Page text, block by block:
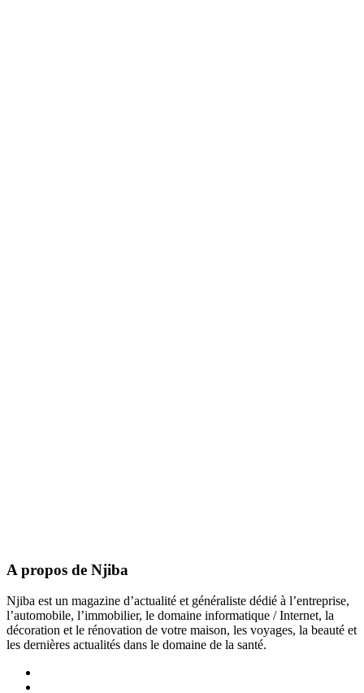
A propos de Njiba
Njiba est un magazine d’actualité et généraliste dédié à l’entreprise,
l’automobile, l’immobilier, le domaine informatique / Internet, la
décoration et le rénovation de votre maison, les voyages, la beauté et
les dernières actualités dans le domaine de la santé.